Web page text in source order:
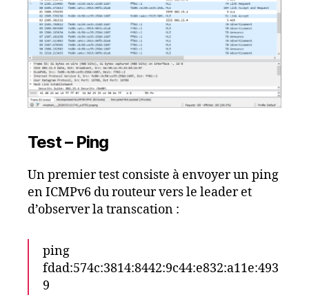
Test – Ping
Un premier test consiste à envoyer un ping
en ICMPv6 du routeur vers le leader et
d’observer la transcation :
ping
fdad:574c:3814:8442:9c44:e832:a11e:493
9